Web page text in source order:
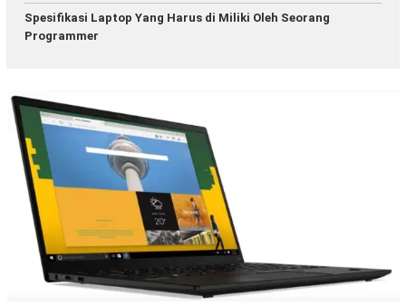
Spesifikasi Laptop Yang Harus di Miliki Oleh Seorang
Programmer